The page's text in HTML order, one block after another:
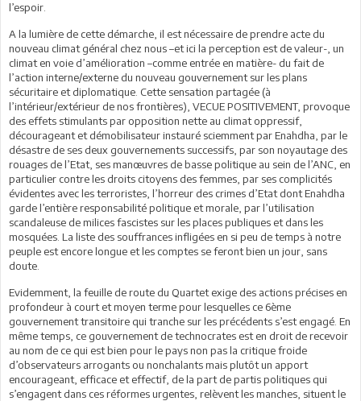
l’espoir.
A la lumière de cette démarche, il est nécessaire de prendre acte du
nouveau climat général chez nous –et ici la perception est de valeur-, un
climat en voie d’amélioration –comme entrée en matière- du fait de
l’action interne/externe du nouveau gouvernement sur les plans
sécuritaire et diplomatique. Cette sensation partagée (à
l’intérieur/extérieur de nos frontières), VECUE POSITIVEMENT, provoque
des effets stimulants par opposition nette au climat oppressif,
décourageant et démobilisateur instauré sciemment par Enahdha, par le
désastre de ses deux gouvernements successifs, par son noyautage des
rouages de l’Etat, ses manœuvres de basse politique au sein de l’ANC, en
particulier contre les droits citoyens des femmes, par ses complicités
évidentes avec les terroristes, l’horreur des crimes d’Etat dont Enahdha
garde l’entière responsabilité politique et morale, par l’utilisation
scandaleuse de milices fascistes sur les places publiques et dans les
mosquées. La liste des souffrances infligées en si peu de temps à notre
peuple est encore longue et les comptes se feront bien un jour, sans
doute.
Evidemment, la feuille de route du Quartet exige des actions précises en
profondeur à court et moyen terme pour lesquelles ce 6ème
gouvernement transitoire qui tranche sur les précédents s’est engagé. En
même temps, ce gouvernement de technocrates est en droit de recevoir
au nom de ce qui est bien pour le pays non pas la critique froide
d’observateurs arrogants ou nonchalants mais plutôt un apport
encourageant, efficace et effectif, de la part de partis politiques qui
s’engagent dans ces réformes urgentes, relèvent les manches, situent le